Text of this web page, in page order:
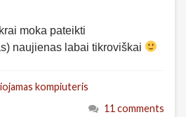
moka pateikti
naujienas labai tikroviškai
kompiuteris
11 comments